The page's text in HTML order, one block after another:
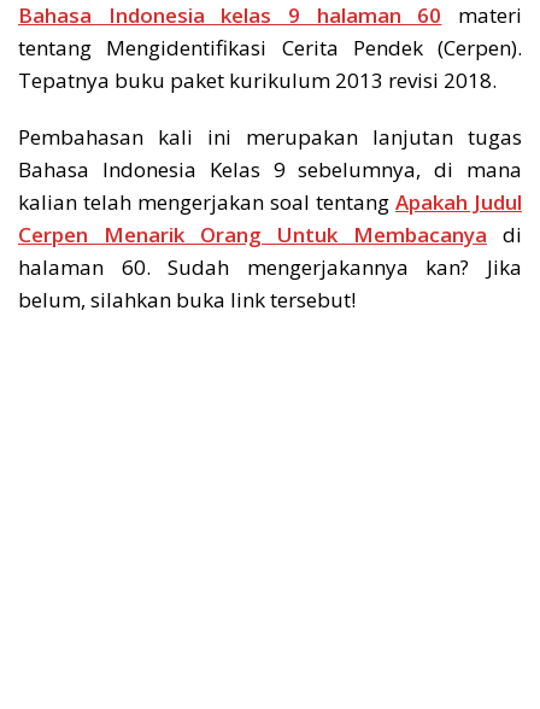
Bahasa Indonesia kelas 9 halaman 60 materi
tentang Mengidentifikasi Cerita Pendek (Cerpen).
Tepatnya buku paket kurikulum 2013 revisi 2018.
Pembahasan kali ini merupakan lanjutan tugas
Bahasa Indonesia Kelas 9 sebelumnya, di mana
kalian telah mengerjakan soal tentang Apakah Judul
Cerpen Menarik Orang Untuk Membacanya di
halaman 60. Sudah mengerjakannya kan? Jika
belum, silahkan buka link tersebut!